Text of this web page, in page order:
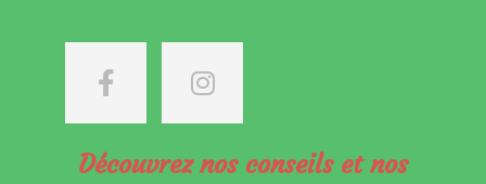
Découvrez nos conseils et nos